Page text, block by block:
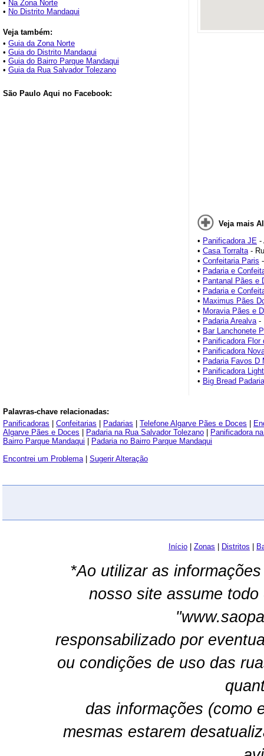
• Na Zona Norte
• No Distrito Mandaqui
Veja também:
• Guia da Zona Norte
• Guia do Distrito Mandaqui
• Guia do Bairro Parque Mandaqui
• Guia da Rua Salvador Tolezano
São Paulo Aqui no Facebook:
Veja mais
• Panificadora JE -
• Casa Torralta-
• Confeitaria Paris
• Padaria e
• Pantanal Pães e
• Padaria e
• Maximus Pães
• Moravia Pães e
• Padaria Arealva-
• Bar Lanchonete
• Panificadora Flor
• Panificadora
• Padaria Favos D
• Panificadora Light
• Big Bread
Palavras-chave relacionadas:
Panificadoras
Confeitarias Padarias Telefone Algarve Pães e Doces
Algarve Pães e Doces
Padaria na Rua Salvador Tolezano
Panificadora
Bairro Parque Mandaqui
Padaria no Bairro Parque Mandaqui
Encontrei um Problema| Sugerir Alteração
Início Zonas Distritos
*Ao utilizar as
nosso site assume
responsabilizado por
ou condições de uso das
das informações (como
mesmas estarem